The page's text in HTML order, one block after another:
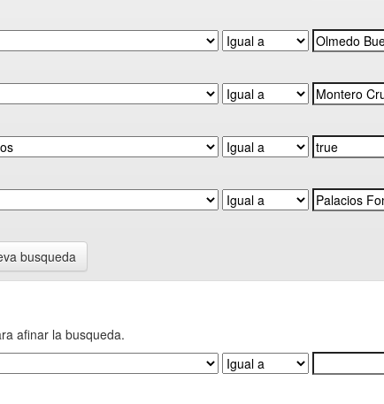
busqueda
afinar la busqueda.